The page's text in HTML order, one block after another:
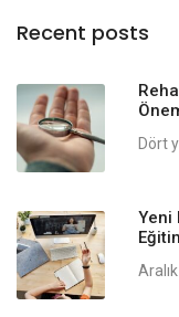
Recent posts
Dört
Yeni